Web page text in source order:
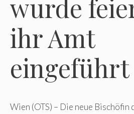
wurde
ihr Amt
eingeführt
Wien (OTS) – Die neue Bischöfin